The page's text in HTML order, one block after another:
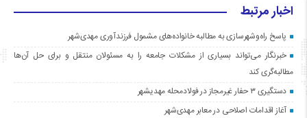
اخبار مرتبط
پاسخ راه‌وشهرسازی به مطالبه خانواده‌های مشمول فرزندآوری مهدی‌شهر
خبرنگار می‌تواند بسیاری از مشکلات جامعه را به مسئولان منتقل و برای حل آن‌ها
مطالبه‌گری کند
دستگیری ۳ حفار غیرمجاز در فولادمحله مهدیشهر
آغاز اقدامات اصلاحی در معابر مهدی‌شهر